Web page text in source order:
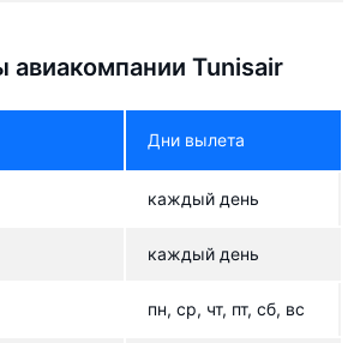
Tunisair
Дни вылета
каждый день
каждый день
пн, ср, чт, пт, сб, вс